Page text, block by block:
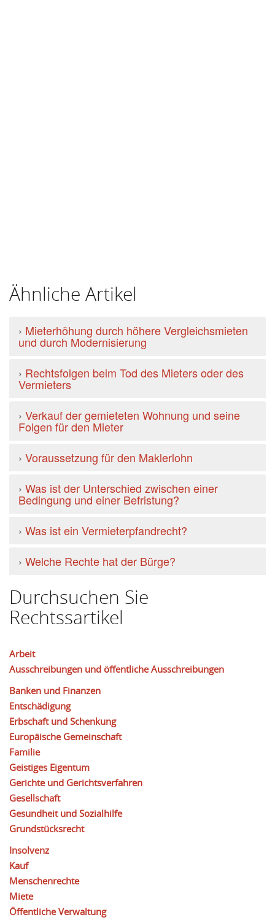
Ähnliche Artikel
› Mieterhöhung durch höhere Vergleichsmieten
und durch Modernisierung
› Rechtsfolgen beim Tod des Mieters oder des
Vermieters
› Verkauf der gemieteten Wohnung und seine
Folgen für den Mieter
› Voraussetzung für den Maklerlohn
› Was ist der Unterschied zwischen einer
Bedingung und einer Befristung?
› Was ist ein Vermieterpfandrecht?
› Welche Rechte hat der Bürge?
Durchsuchen Sie
Rechtssartikel
Arbeit
Ausschreibungen und öffentliche Ausschreibungen
Banken und Finanzen
Entschädigung
Erbschaft und Schenkung
Europäische Gemeinschaft
Familie
Geistiges Eigentum
Gerichte und Gerichtsverfahren
Gesellschaft
Gesundheit und Sozialhilfe
Grundstücksrecht
Insolvenz
Kauf
Menschenrechte
Miete
Öffentliche Verwaltung